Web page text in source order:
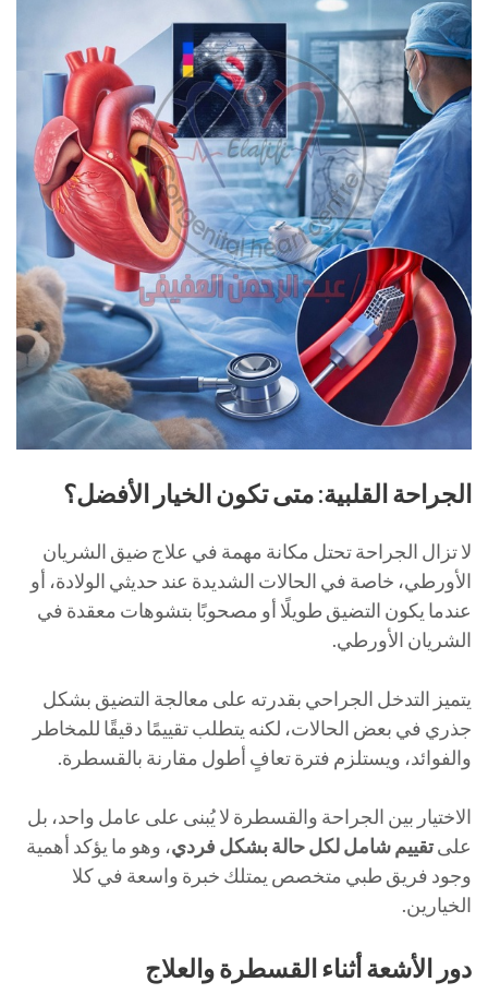
الجراحة القلبية: متى تكون الخيار الأفضل؟
لا تزال الجراحة تحتل مكانة مهمة في علاج ضيق الشريان
الأورطي، خاصة في الحالات الشديدة عند حديثي الولادة، أو
عندما يكون التضيق طويلًا أو مصحوبًا بتشوهات معقدة في
الشريان الأورطي.
يتميز التدخل الجراحي بقدرته على معالجة التضيق بشكل
جذري في بعض الحالات، لكنه يتطلب تقييمًا دقيقًا للمخاطر
والفوائد، ويستلزم فترة تعافٍ أطول مقارنة بالقسطرة.
الاختيار بين الجراحة والقسطرة لا يُبنى على عامل واحد، بل
علىتقييم شامل لكل حالة بشكل فردي، وهو ما يؤكد أهمية
وجود فريق طبي متخصص يمتلك خبرة واسعة في كلا
الخيارين.
دور الأشعة أثناء القسطرة والعلاج